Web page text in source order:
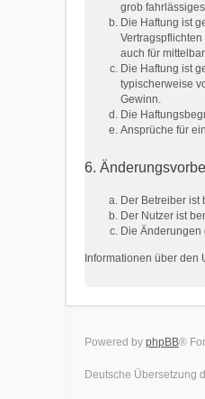
grob
Die Haftung ist
auch für
Die Haftung ist
typischerweise
Gewinn.
Die
Ansprüche für
6.
Der Betreiber
Der Nutzer ist
Die
Informationen über
Powered by phpBB®
Deutsche Übersetzung